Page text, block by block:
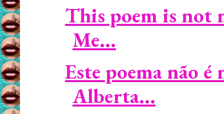
This poem is not
Me...
Este poema não
Alberta...